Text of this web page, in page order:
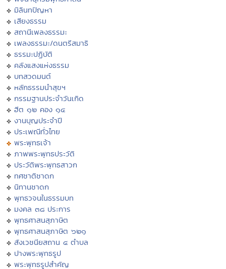
มิลินทปัญหา
เสียงธรรม
สถานีเพลงธรรมะ
เพลงธรรมะ/ดนตรีสมาธิ
ธรรมะปฏิบัติ
คลังแสงแห่งธรรม
บทสวดมนต์
หลักธรรมนำสุขฯ
กรรมฐานประจำวันเกิด
ฮีต ๑๒ คอง ๑๔
งานบุญประจำปี
ประเพณีทั่วไทย
พระพุทธเจ้า
ภาพพระพุทธประวัติ
ประวัติพระพุทธสาวก
ทศชาติชาดก
นิทานชาดก
พุทธวจนในธรรมบท
มงคล ๓๘ ประการ
พุทธศาสนสุภาษิต
พุทธศาสนสุภาษิต ๖๒๑
สังเวชนียสถาน ๔ ตำบล
ปางพระพุทธรูป
พระพุทธรูปสำคัญ